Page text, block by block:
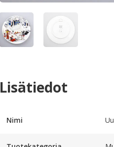
Lisätiedot
Nimi